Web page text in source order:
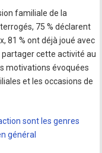
familiale de la
75 % déclarent
81 % ont déjà joué avec
cette activité au
motivations évoquées
et les occasions de